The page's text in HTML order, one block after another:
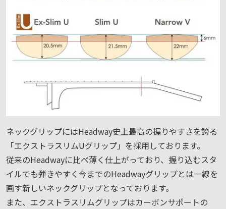
ネックグリップにはHeadway史上最高の握りやすさを誇る
「エクストラスリムUグリップ」を採用しております。
従来のHeadwayに比べ薄く仕上がっており、握り込むスタ
イルでも弾きやすく今までのHeadwayグリップとは一線を
画す新しいネックグリップとなっております。
また、エクストラスリムグリップはカーボンサポートの